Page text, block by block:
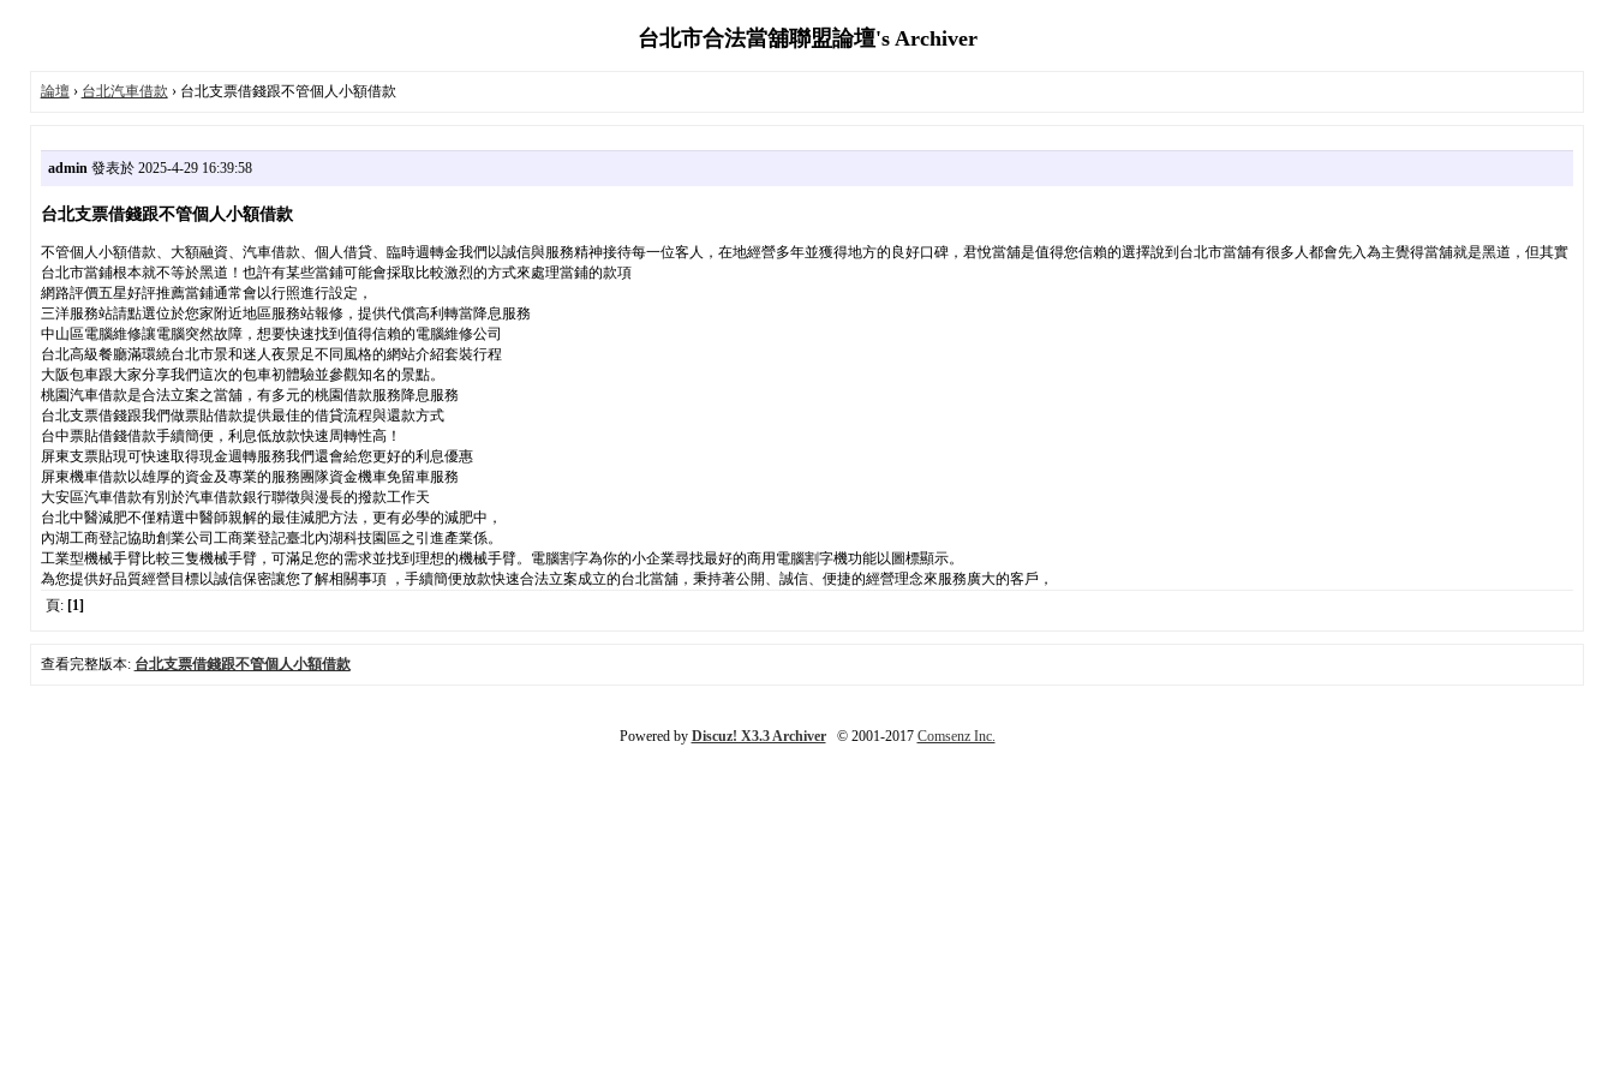
台北市合法當舖聯盟論壇's Archiver
論壇› 台北汽車借款 › 台北支票借錢跟不管個人小額借款
admin發表於 2025-4-29 16:39:58
台北支票借錢跟不管個人小額借款
不管個人小額借款、大額融資、汽車借款、個人借貸、臨時週轉金我們以誠信與服務精神接待每一位客人，在地經營多年並獲得地方的良好口碑，君悅當舖是值得您信賴的選擇說到台北市當舖有很多人都會先入為主覺得當舖就是黑道，但其實
台北市當鋪根本就不等於黑道！也許有某些當鋪可能會採取比較激烈的方式來處理當鋪的款項
網路評價五星好評推薦當鋪通常會以行照進行設定，
三洋服務站請點選位於您家附近地區服務站報修，提供代償高利轉當降息服務
中山區電腦維修讓電腦突然故障，想要快速找到值得信賴的電腦維修公司
台北高級餐廳滿環繞台北市景和迷人夜景足不同風格的網站介紹套裝行程
大阪包車跟大家分享我們這次的包車初體驗並參觀知名的景點。
桃園汽車借款是合法立案之當舖，有多元的桃園借款服務降息服務
台北支票借錢跟我們做票貼借款提供最佳的借貸流程與還款方式
台中票貼借錢借款手續簡便，利息低放款快速周轉性高！
屏東支票貼現可快速取得現金週轉服務我們還會給您更好的利息優惠
屏東機車借款以雄厚的資金及專業的服務團隊資金機車免留車服務
大安區汽車借款有別於汽車借款銀行聯徵與漫長的撥款工作天
台北中醫減肥不僅精選中醫師親解的最佳減肥方法，更有必學的減肥中，
內湖工商登記協助創業公司工商業登記臺北內湖科技園區之引進產業係。
工業型機械手臂比較三隻機械手臂，可滿足您的需求並找到理想的機械手臂。電腦割字為你的小企業尋找最好的商用電腦割字機功能以圖標顯示。
為您提供好品質經營目標以誠信保密讓您了解相關事項 ，手續簡便放款快速合法立案成立的台北當舖，秉持著公開、誠信、便捷的經營理念來服務廣大的客戶，
頁: [1]
查看完整版本: 台北支票借錢跟不管個人小額借款
Powered by Discuz! X3.3 Archiver© 2001-2017 Comsenz Inc.